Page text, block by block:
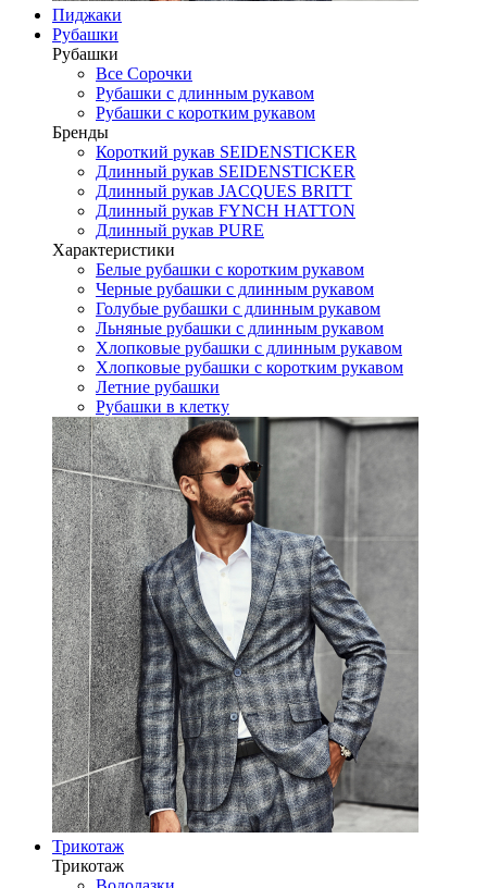
Пиджаки
Рубашки
Рубашки
Все Сорочки
Рубашки с длинным рукавом
Рубашки с коротким рукавом
Бренды
Короткий рукав SEIDENSTICKER
Длинный рукав SEIDENSTICKER
Длинный рукав JAСQUES BRITT
Длинный рукав FYNCH HATTON
Длинный рукав PURE
Характеристики
Белые рубашки с коротким рукавом
Черные рубашки с длинным рукавом
Голубые рубашки с длинным рукавом
Льняные рубашки с длинным рукавом
Хлопковые рубашки с длинным рукавом
Хлопковые рубашки с коротким рукавом
Летние рубашки
Рубашки в клетку
Трикотаж
Трикотаж